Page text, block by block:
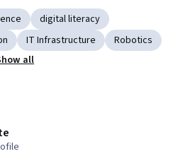
digital literacy
IT Infrastructure
Robotics
all